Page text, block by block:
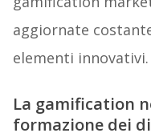
aggiornate
elementi innovativi.
La gamification
formazione dei